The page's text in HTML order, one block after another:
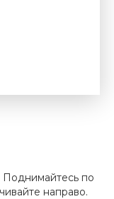
Поднимайтесь по
направо.